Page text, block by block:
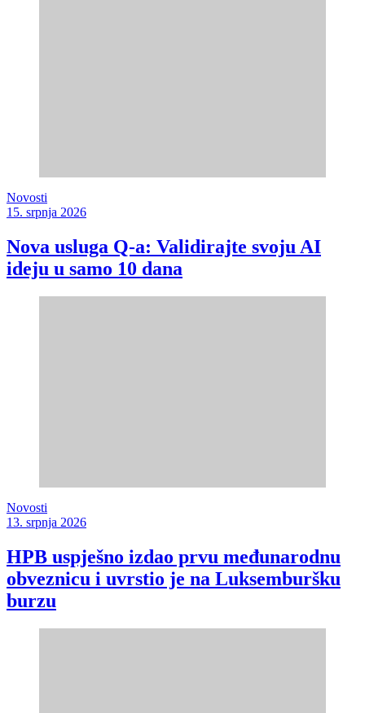
Novosti
15. srpnja 2026
Nova usluga Q-a: Validirajte svoju AI
ideju u samo 10 dana
Novosti
13. srpnja 2026
HPB uspješno izdao prvu međunarodnu
obveznicu i uvrstio je na Luksemburšku
burzu